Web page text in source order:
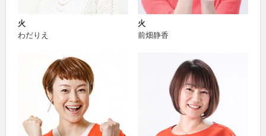
火
わだりえ
火
前畑静香